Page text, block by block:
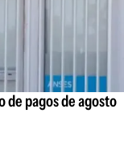
de pagos de agosto